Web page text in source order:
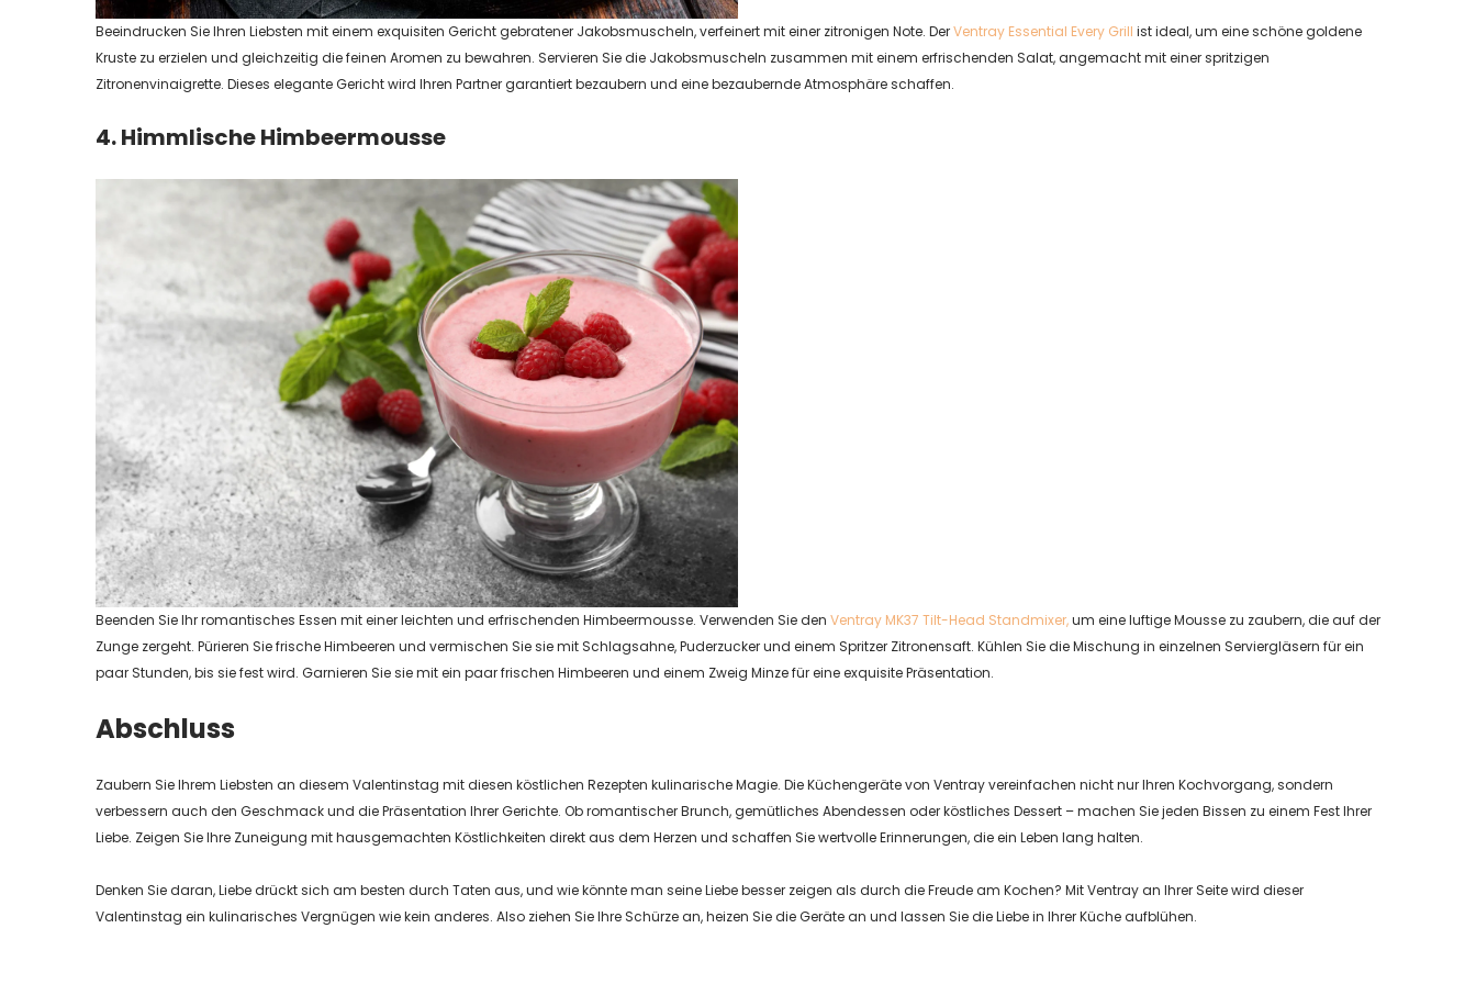
Beeindrucken Sie Ihren Liebsten mit einem exquisiten Gericht gebratener Jakobsmuscheln, verfeinert mit einer zitronigen Note. DerVentray Essential Every Grill ist ideal, um eine schöne goldene
Kruste zu erzielen und gleichzeitig die feinen Aromen zu bewahren. Servieren Sie die Jakobsmuscheln zusammen mit einem erfrischenden Salat, angemacht mit einer spritzigen
Zitronenvinaigrette. Dieses elegante Gericht wird Ihren Partner garantiert bezaubern und eine bezaubernde Atmosphäre schaffen.
4. Himmlische Himbeermousse
Beenden Sie Ihr romantisches Essen mit einer leichten und erfrischenden Himbeermousse. Verwenden Sie den Ventray MK37 Tilt-Head Standmixer,um eine luftige Mousse zu zaubern, die auf der
Zunge zergeht. Pürieren Sie frische Himbeeren und vermischen Sie sie mit Schlagsahne, Puderzucker und einem Spritzer Zitronensaft. Kühlen Sie die Mischung in einzelnen Serviergläsern für ein
paar Stunden, bis sie fest wird. Garnieren Sie sie mit ein paar frischen Himbeeren und einem Zweig Minze für eine exquisite Präsentation.
Abschluss
Zaubern Sie Ihrem Liebsten an diesem Valentinstag mit diesen köstlichen Rezepten kulinarische Magie. Die Küchengeräte von Ventray vereinfachen nicht nur Ihren Kochvorgang, sondern
verbessern auch den Geschmack und die Präsentation Ihrer Gerichte. Ob romantischer Brunch, gemütliches Abendessen oder köstliches Dessert – machen Sie jeden Bissen zu einem Fest Ihrer
Liebe. Zeigen Sie Ihre Zuneigung mit hausgemachten Köstlichkeiten direkt aus dem Herzen und schaffen Sie wertvolle Erinnerungen, die ein Leben lang halten.
Denken Sie daran, Liebe drückt sich am besten durch Taten aus, und wie könnte man seine Liebe besser zeigen als durch die Freude am Kochen? Mit Ventray an Ihrer Seite wird dieser
Valentinstag ein kulinarisches Vergnügen wie kein anderes. Also ziehen Sie Ihre Schürze an, heizen Sie die Geräte an und lassen Sie die Liebe in Ihrer Küche aufblühen.